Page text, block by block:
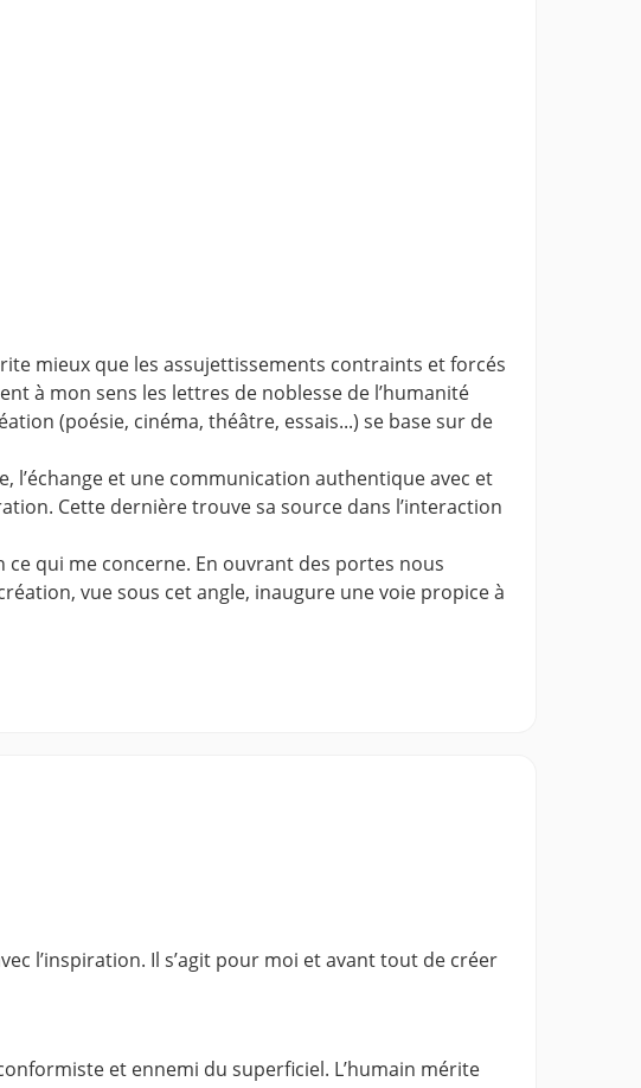
mieux que les assujettissements contraints et forcés
à mon sens les lettres de noblesse de l’humanité
(poésie, cinéma, théâtre, essais...) se base sur de
l’échange et une communication authentique avec et
Cette dernière trouve sa source dans l’interaction
ce qui me concerne. En ouvrant des portes nous
vue sous cet angle, inaugure une voie propice à
l’inspiration. Il s’agit pour moi et avant tout de créer
et ennemi du superficiel. L’humain mérite